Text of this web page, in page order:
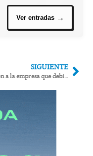
SIGUIENTE
Sanción a la empresa que debió suministrar contenedores a 3 puntos limpios de la comarca cerrados desde hace 3 años